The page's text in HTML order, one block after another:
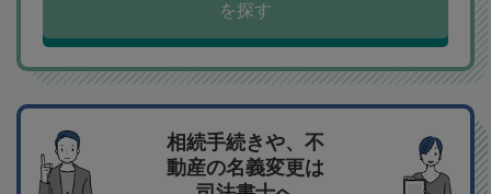
を探す
相続手続きや、不
動産の名義変更は